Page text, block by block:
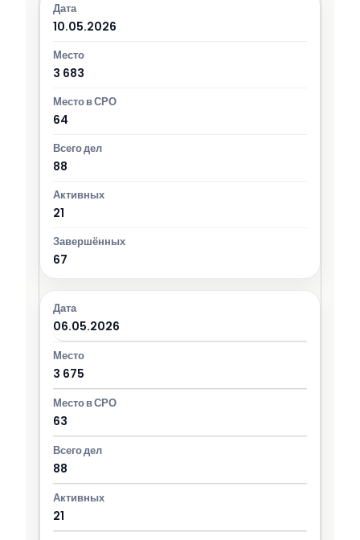
10.05.2026
3 683
64
88
21
67
06.05.2026
3 675
63
88
21